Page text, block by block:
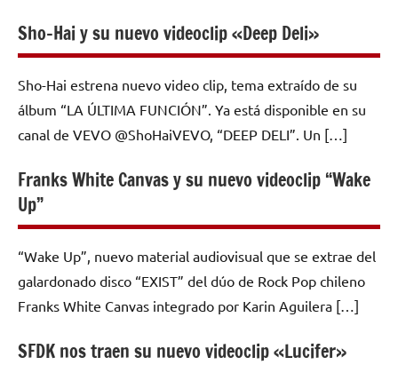
Sho-Hai y su nuevo videoclip «Deep Deli»
Sho-Hai estrena nuevo video clip, tema extraído de su
álbum “LA ÚLTIMA FUNCIÓN”. Ya está disponible en su
canal de VEVO @ShoHaiVEVO, “DEEP DELI”. Un […]
Franks White Canvas y su nuevo videoclip “Wake
Up”
“Wake Up”, nuevo material audiovisual que se extrae del
galardonado disco “EXIST” del dúo de Rock Pop chileno
Franks White Canvas integrado por Karin Aguilera […]
SFDK nos traen su nuevo videoclip «Lucifer»